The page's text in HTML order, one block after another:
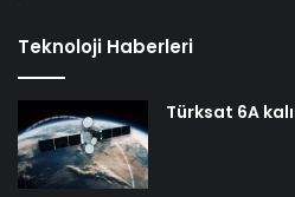
Teknoloji Haberleri
Türksat 6A